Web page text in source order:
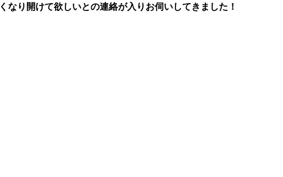
なり開けて欲しいとの連絡が入りお伺いしてきました！